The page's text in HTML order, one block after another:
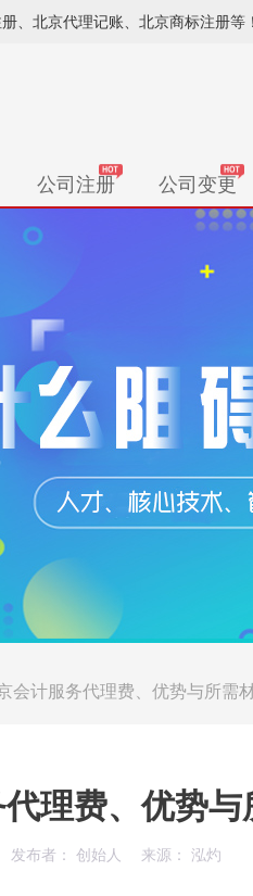
、北京代理记账、北京商标注册等！
公司注册 公司变更
会计服务代理费、优势与所需
理费、优势与
发布者： 创始人 来源： 泓灼